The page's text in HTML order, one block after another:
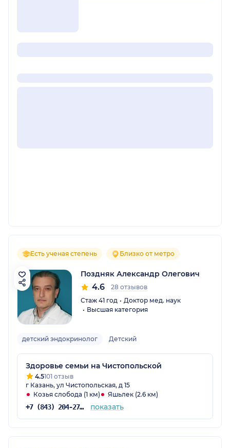
Есть ученая степень Близко от метро
Поздняк Александр Олегович
4.6
28 отзывов
Стаж 41 год
Доктор мед. наук
Высшая категория
детский эндокринолог Детский
Здоровье семьи на Чистопольской
4.5101 отзыв
г Казань, ул Чистопольская, д 15
Козья слобода (1 км)
Яшьлек (2.6 км)
+7 (843) 204-27-00 показать